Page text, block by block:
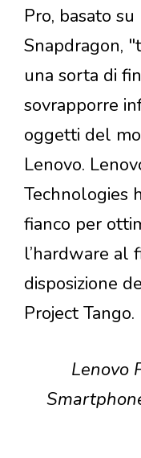
Pro, basato
Snapdragon,
una sorta di
sovrapporre
oggetti del
Lenovo.
Technologies
fianco per
l’hardware al
disposizione
Project Tango.
Lenovo